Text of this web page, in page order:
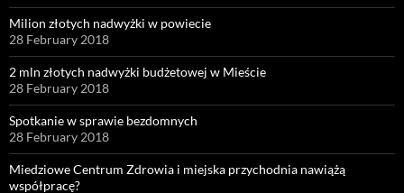
Milion złotych nadwyżki w powiecie
28 February 2018
2 mln złotych nadwyżki budżetowej w Mieście
28 February 2018
Spotkanie w sprawie bezdomnych
28 February 2018
Miedziowe Centrum Zdrowia i miejska przychodnia nawiążą
współpracę?